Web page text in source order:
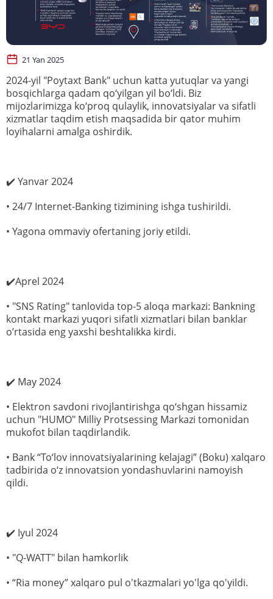
21 Yan 2025
2024-yil "Poytaxt Bank" uchun katta yutuqlar va yangi
bosqichlarga qadam qo‘yilgan yil bo‘ldi. Biz
mijozlarimizga ko‘proq qulaylik, innovatsiyalar va sifatli
xizmatlar taqdim etish maqsadida bir qator muhim
loyihalarni amalga oshirdik.
✔️ Yanvar 2024
• 24/7 Internet-Banking tizimining ishga tushirildi.
• Yagona ommaviy ofertaning joriy etildi.
✔️Aprel 2024
• "SNS Rating" tanlovida top-5 aloqa markazi: Bankning
kontakt markazi yuqori sifatli xizmatlari bilan banklar
o’rtasida eng yaxshi beshtalikka kirdi.
✔️ May 2024
• Elektron savdoni rivojlantirishga qo‘shgan hissamiz
uchun "HUMO" Milliy Protsessing Markazi tomonidan
mukofot bilan taqdirlandik.
• Bank “To‘lov innovatsiyalarining kelajagi” (Boku) xalqaro
tadbirida o‘z innovatsion yondashuvlarini namoyish
qildi.
✔️ Iyul 2024
• "Q-WATT" bilan hamkorlik
• “Ria money” xalqaro pul o'tkazmalari yo'lga qo'yildi.